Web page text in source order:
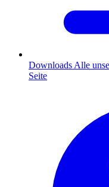
Downloads Alle
Seite